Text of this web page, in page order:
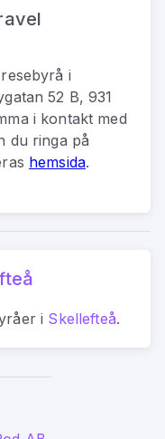
resebyrå i
52 B, 931
i kontakt med
du ringa på
hemsida.
i Skellefteå.